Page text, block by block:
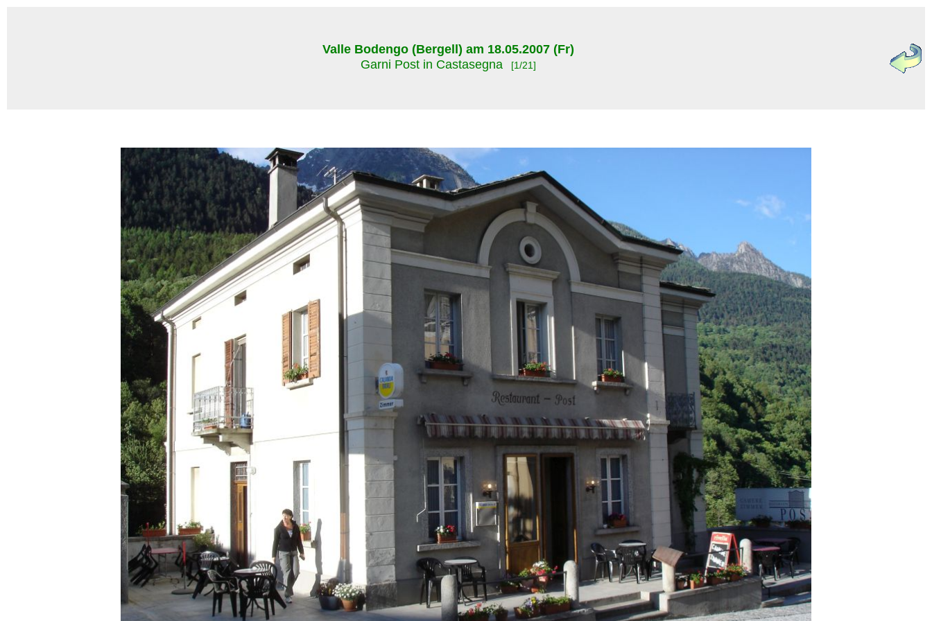
Valle Bodengo (Bergell) am 18.05.2007 (Fr)
Garni Post in Castasegna
[1/21]